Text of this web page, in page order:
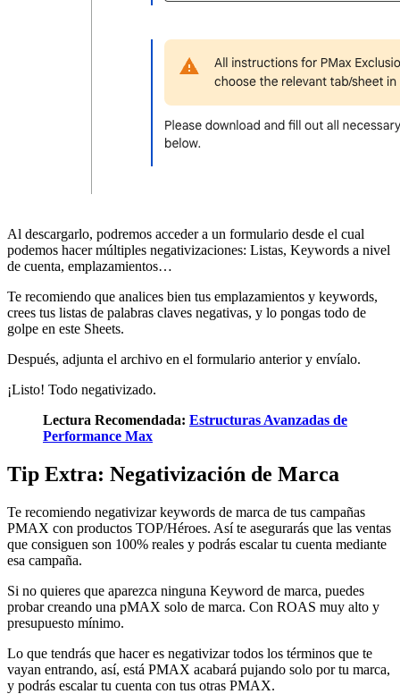
Al descargarlo, podremos acceder a un formulario desde el cual
podemos hacer múltiples negativizaciones: Listas, Keywords a nivel
de cuenta, emplazamientos…
Te recomiendo que analices bien tus emplazamientos y keywords,
crees tus listas de palabras claves negativas, y lo pongas todo de
golpe en este Sheets.
Después, adjunta el archivo en el formulario anterior y envíalo.
¡Listo! Todo negativizado.
Lectura Recomendada: Estructuras Avanzadas de
Performance Max
Tip Extra: Negativización de Marca
Te recomiendo negativizar keywords de marca de tus campañas
PMAX con productos TOP/Héroes. Así te asegurarás que las ventas
que consiguen son 100% reales y podrás escalar tu cuenta mediante
esa campaña.
Si no quieres que aparezca ninguna Keyword de marca, puedes
probar creando una pMAX solo de marca. Con ROAS muy alto y
presupuesto mínimo.
Lo que tendrás que hacer es negativizar todos los términos que te
vayan entrando, así, está PMAX acabará pujando solo por tu marca,
y podrás escalar tu cuenta con tus otras PMAX.